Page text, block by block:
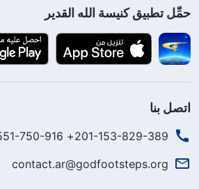
حمِّل تطبيق كنيسة الله القدير
اتصل بنا
201-153-829-389+ 213-551-750-916+
contact.ar@godfootsteps.org